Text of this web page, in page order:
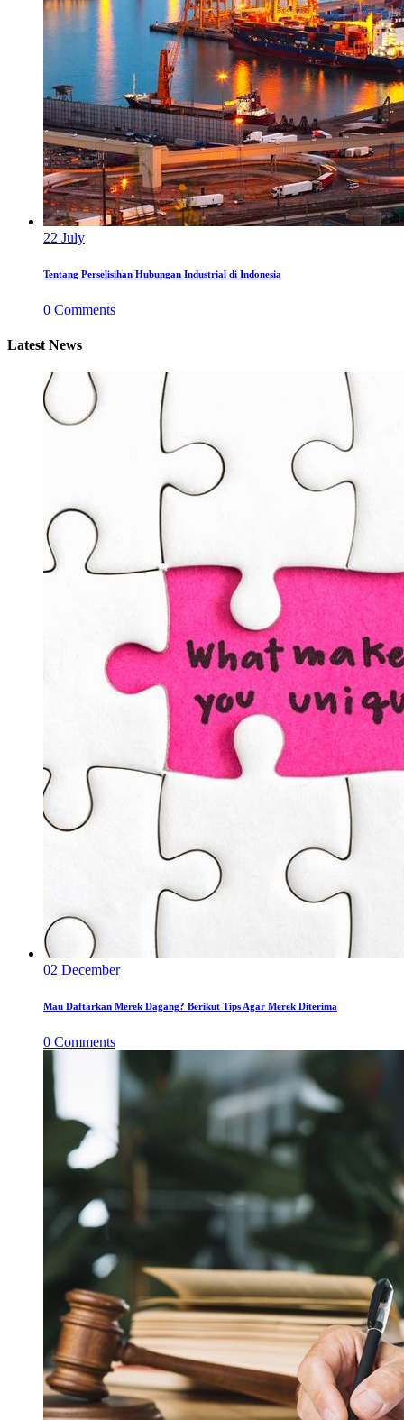
22 July
Tentang Perselisihan Hubungan Industrial di Indonesia
0 Comments
Latest News
02 December
Mau Daftarkan Merek Dagang? Berikut Tips Agar Merek Diterima
0 Comments